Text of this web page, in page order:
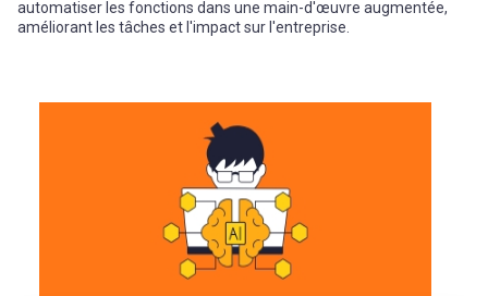
automatiser les fonctions dans une main-d'œuvre augmentée,
améliorant les tâches et l'impact sur l'entreprise.